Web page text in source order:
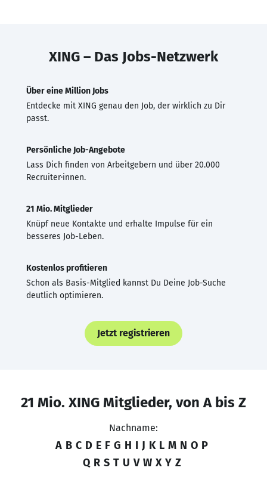
XING – Das Jobs-Netzwerk
Über eine Million Jobs
Entdecke mit XING genau den Job, der wirklich zu Dir
passt.
Persönliche Job-Angebote
Lass Dich finden von Arbeitgebern und über 20.000
Recruiter·innen.
21 Mio. Mitglieder
Knüpf neue Kontakte und erhalte Impulse für ein
besseres Job-Leben.
Kostenlos profitieren
Schon als Basis-Mitglied kannst Du Deine Job-Suche
deutlich optimieren.
Jetzt registrieren
21 Mio. XING Mitglieder, von A bis Z
Nachname:
A B C D E F G H I J K L M N O P
Q R S T U V W X Y Z